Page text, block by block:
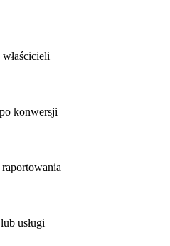
konwersji
usługi